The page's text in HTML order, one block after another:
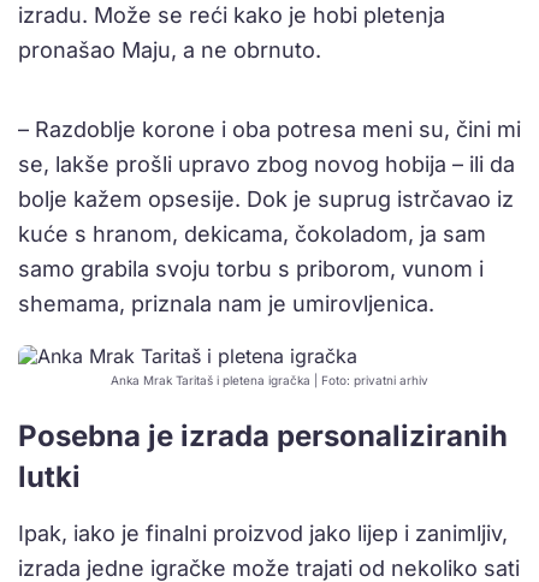
izradu. Može se reći kako je hobi pletenja
pronašao Maju, a ne obrnuto.
– Razdoblje korone i oba potresa meni su, čini mi
se, lakše prošli upravo zbog novog hobija – ili da
bolje kažem opsesije. Dok je suprug istrčavao iz
kuće s hranom, dekicama, čokoladom, ja sam
samo grabila svoju torbu s priborom, vunom i
shemama, priznala nam je umirovljenica.
Anka Mrak Taritaš i pletena igračka | Foto: privatni arhiv
Posebna je izrada personaliziranih
lutki
Ipak, iako je finalni proizvod jako lijep i zanimljiv,
izrada jedne igračke može trajati od nekoliko sati